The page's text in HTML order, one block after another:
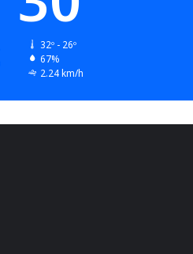
32º - 26º
67%
2.24 km/h